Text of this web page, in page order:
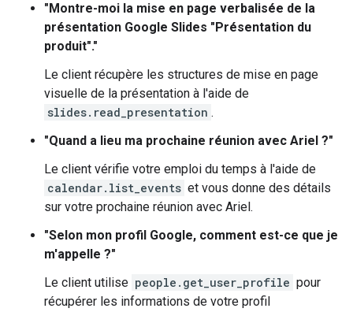
"Montre-moi la mise en page verbalisée de la
présentation Google Slides "Présentation du
produit"."
Le client récupère les structures de mise en page
visuelle de la présentation à l'aide de
slides.read_presentation .
"Quand a lieu ma prochaine réunion avec Ariel ?"
Le client vérifie votre emploi du temps à l'aide de
calendar.list_events et vous donne des détails
sur votre prochaine réunion avec Ariel.
"Selon mon profil Google, comment est-ce que je
m'appelle ?"
Le client utilise people.get_user_profile pour
récupérer les informations de votre profil